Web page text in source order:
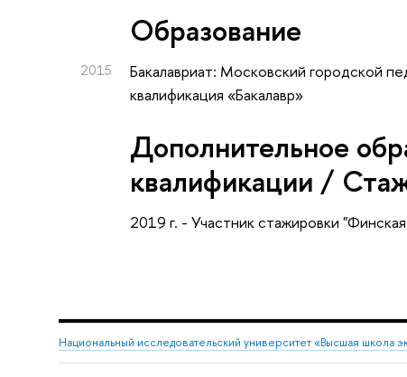
Oбразование
2015
Бакалавриат: Московский городской
квалификация «Бакалавр»
Дополнительное
квалификации /
2019 г. - Участник стажировки
Национальный исследовательский университет «Высшая школа